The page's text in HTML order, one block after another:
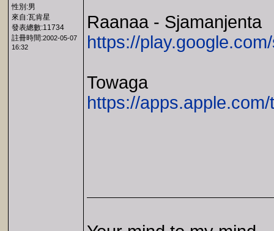
性別:男
來自:瓦肯星
發表總數:11734
註冊時間:2002-05-07
16:32
Raanaa - Sjamanjenta
https://
Towaga
https://